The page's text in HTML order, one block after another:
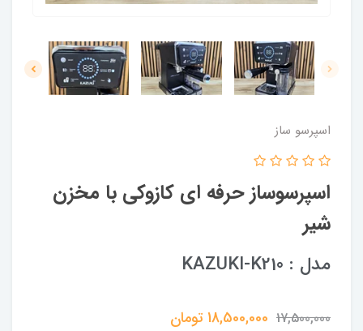
اسپرسو ساز
اسپرسوساز حرفه ای کازوکی با مخزن
شیر
مدل : KAZUKI-K210
17,500,000
18,500,000تومان